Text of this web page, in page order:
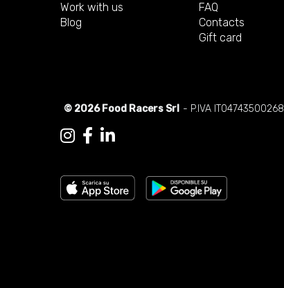
Work with us
Blog
FAQ
Contacts
Gift card
© 2026 Food Racers Srl - P.IVA IT04743500268